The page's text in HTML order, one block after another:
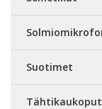
Suotimet